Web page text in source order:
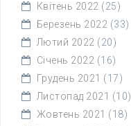
Квітень 2022 (25)
Березень 2022 (33)
Лютий 2022 (20)
Січень 2022 (16)
Грудень 2021 (17)
Листопад 2021 (10)
Жовтень 2021 (18)